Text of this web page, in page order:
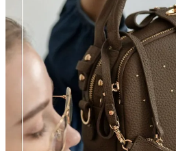
当店ではイメージ違い、初期不良に
合交換を「往復送料店舗負担」にて
お気軽にお買い物をお楽しみくださ
【保存に便利な不織布付き】
保存に便利な、HAYNIロゴ入りの不
に梱包してお届けいたします。
＞素材違い／ドット付／ネネロシェ